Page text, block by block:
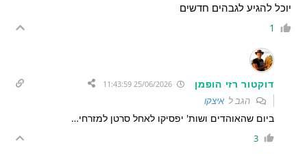
יוכל להגיע לגבהים חדשים
1
דוקטור רזי הופמן
הגב לאיצקו
ביום שהאוהדים ושות' יפסיקו לאחל סרטן למזרחי…
3